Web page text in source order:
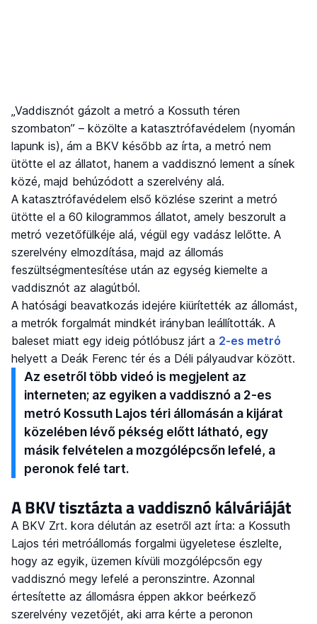
„Vaddisznót gázolt a metró a Kossuth téren
szombaton” – közölte a katasztrófavédelem (nyomán
lapunk is), ám a BKV később az írta, a metró nem
ütötte el az állatot, hanem a vaddisznó lement a sínek
közé, majd behúzódott a szerelvény alá.
A katasztrófavédelem első közlése szerint a metró
ütötte el a 60 kilogrammos állatot, amely beszorult a
metró vezetőfülkéje alá, végül egy vadász lelőtte. A
szerelvény elmozdítása, majd az állomás
feszültségmentesítése után az egység kiemelte a
vaddisznót az alagútból.
A hatósági beavatkozás idejére kiürítették az állomást,
a metrók forgalmát mindkét irányban leállították. A
baleset miatt egy ideig pótlóbusz járt a 2-es metró
helyett a Deák Ferenc tér és a Déli pályaudvar között.
Az esetről több videó is megjelent az
interneten; az egyiken a vaddisznó a 2-es
metró Kossuth Lajos téri állomásán a kijárat
közelében lévő pékség előtt látható, egy
másik felvételen a mozgólépcsőn lefelé, a
peronok felé tart.
A BKV tisztázta a vaddisznó kálváriáját
A BKV Zrt. kora délután az esetről azt írta: a Kossuth
Lajos téri metróállomás forgalmi ügyeletese észlelte,
hogy az egyik, üzemen kívüli mozgólépcsőn egy
vaddisznó megy lefelé a peronszintre. Azonnal
értesítette az állomásra éppen akkor beérkező
szerelvény vezetőjét, aki arra kérte a peronon